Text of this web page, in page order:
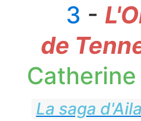
3 -
de
La saga d'Aila